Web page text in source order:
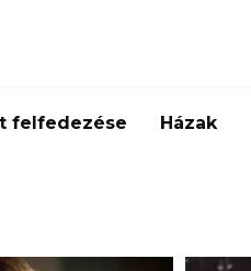
felfedezése Házak